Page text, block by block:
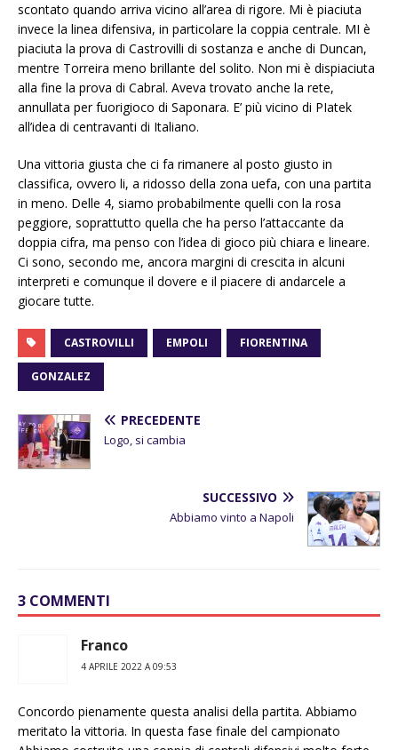
scontato quando arriva vicino all’area di rigore. Mi è piaciuta
invece la linea difensiva, in particolare la coppia centrale. MI è
piaciuta la prova di Castrovilli di sostanza e anche di Duncan,
mentre Torreira meno brillante del solito. Non mi è dispiaciuta
alla fine la prova di Cabral. Aveva trovato anche la rete,
annullata per fuorigioco di Saponara. E’ più vicino di PIatek
all’idea di centravanti di Italiano.
Una vittoria giusta che ci fa rimanere al posto giusto in
classifica, ovvero li, a ridosso della zona uefa, con una partita
in meno. Delle 4, siamo probabilmente quelli con la rosa
peggiore, soprattutto quella che ha perso l’attaccante da
doppia cifra, ma penso con l’idea di gioco più chiara e lineare.
Ci sono, secondo me, ancora margini di crescita in alcuni
interpreti e comunque il dovere e il piacere di andarcele a
giocare tutte.
CASTROVILLI EMPOLI FIORENTINA
GONZALEZ
PRECEDENTE
Logo, si cambia
SUCCESSIVO
Abbiamo vinto a Napoli
3 COMMENTI
Franco
4 APRILE 2022 A 09:53
Concordo pienamente questa analisi della partita. Abbiamo
meritato la vittoria. In questa fase finale del campionato